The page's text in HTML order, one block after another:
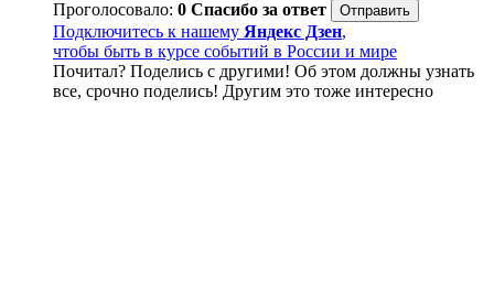
Проголосовало: 0 Спасибо за ответ
Подключитесь к нашему Яндекс Дзен,
чтобы быть в курсе событий в России и мире
Почитал? Поделись с другими! Об этом должны узнать
все, срочно поделись! Другим это тоже интересно